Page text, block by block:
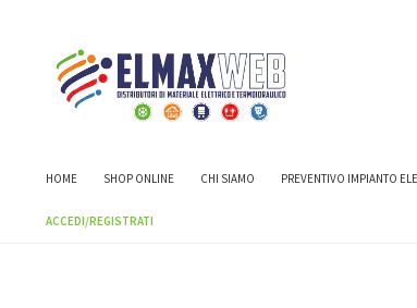
HOME SHOP ONLINE CHI SIAMO PREVENTIVO IMPIANTO
ACCEDI/REGISTRATI
Home Shop RELE' E TEMPORIZZATORI